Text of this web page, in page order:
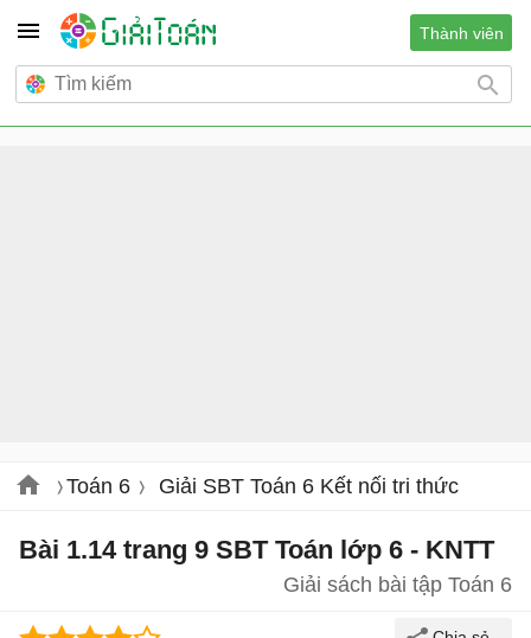
Thành viên
Toán 6 Giải SBT Toán 6 Kết nối tri thức
Bài 1.14 trang 9 SBT Toán lớp 6 - KNTT
Giải sách bài tập Toán 6